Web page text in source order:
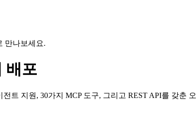
만나보세요.
배포
트 지원, 30가지 MCP 도구, 그리고 REST API를 갖춘